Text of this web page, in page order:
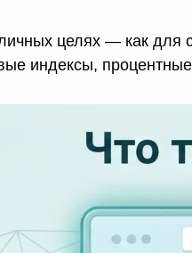
целях — как для
индексы,